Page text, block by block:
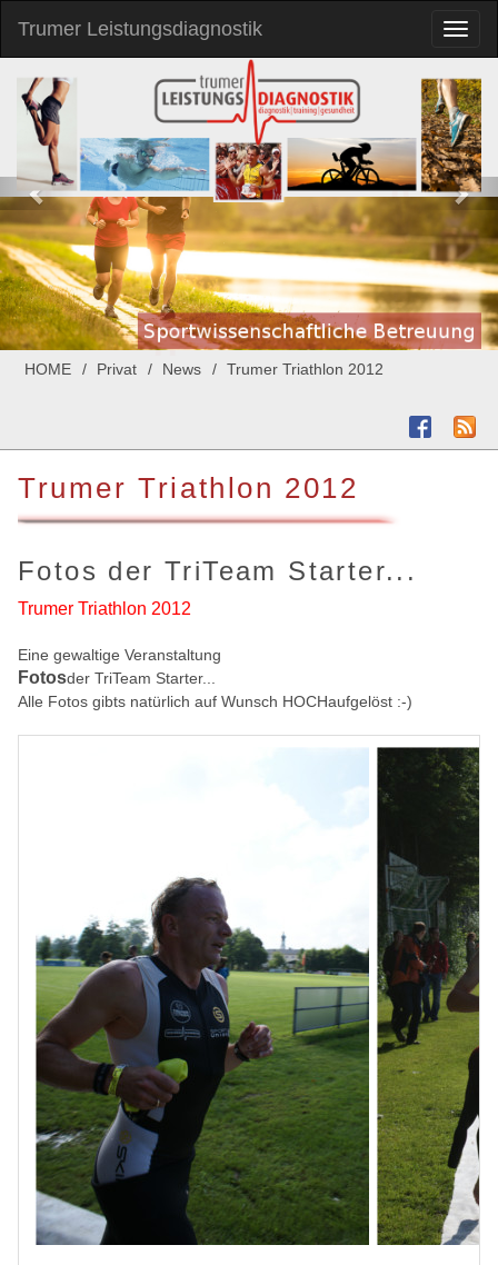
Trumer Leistungsdiagnostik
HOME Privat News Trumer Triathlon 2012
Trumer Triathlon 2012
Fotos der TriTeam Starter...
Trumer Triathlon 2012
Eine gewaltige Veranstaltung
Fotosder TriTeam Starter...
Alle Fotos gibts natürlich auf Wunsch HOCHaufgelöst :-)